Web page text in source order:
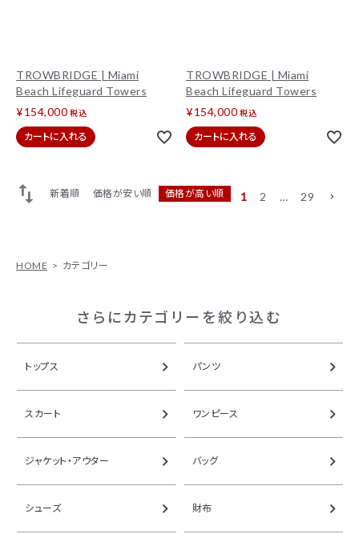
TROWBRIDGE | Miami
Beach Lifeguard Towers
¥154,000 税込
カートに入れる
TROWBRIDGE | Miami
Beach Lifeguard Towers
¥154,000 税込
カートに入れる
新着順 価格が安い順 価格が高い順 1 2 … 29
HOME カテゴリー
さらにカテゴリーを絞り込む
トップス パンツ
スカート ワンピース
ジャケット・アウター バッグ
シューズ 財布